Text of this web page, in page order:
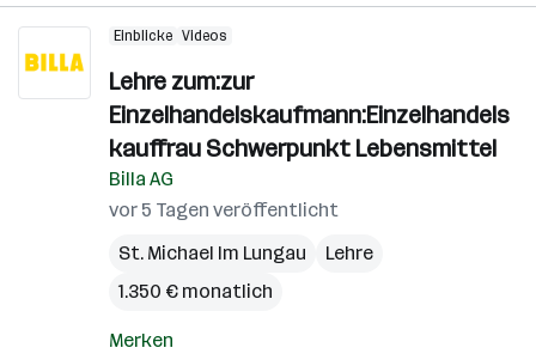
Einblicke Videos
Lehre zum:zur
Einzelhandelskaufmann:Einzelhandels
kauffrau Schwerpunkt Lebensmittel
Billa AG
vor 5 Tagen veröffentlicht
St. Michael Im Lungau
Lehre
1.350 € monatlich
Merken